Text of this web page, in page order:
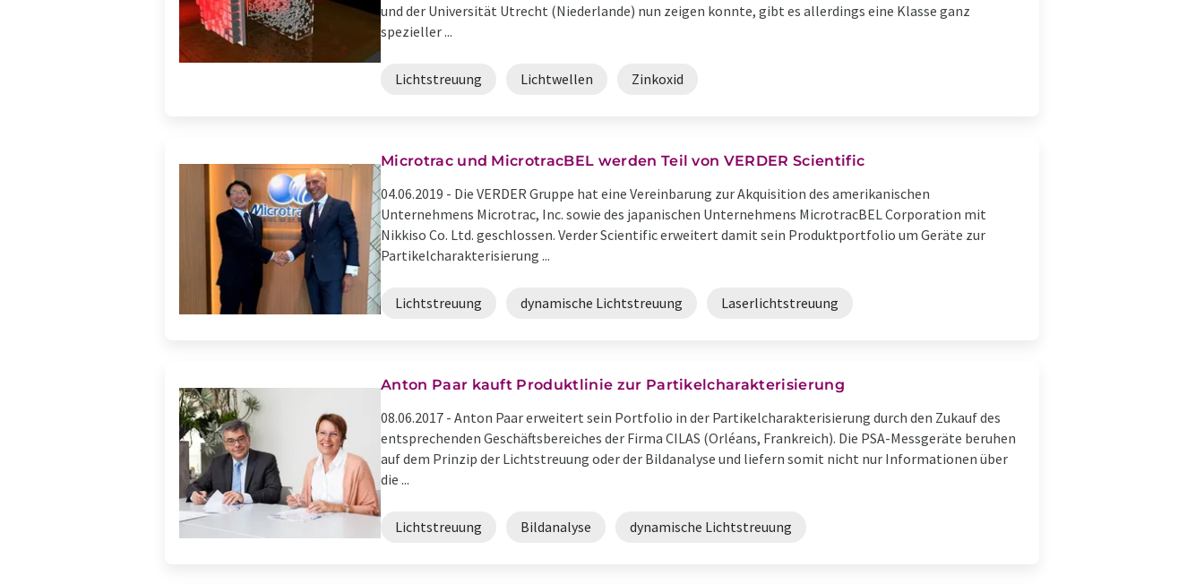
und der Universität Utrecht (Niederlande) nun zeigen konnte, gibt es allerdings eine Klasse ganz
spezieller ...
Lichtstreuung Lichtwellen Zinkoxid
Microtrac und MicrotracBEL werden Teil von VERDER Scientific
04.06.2019 - Die VERDER Gruppe hat eine Vereinbarung zur Akquisition des amerikanischen
Unternehmens Microtrac, Inc. sowie des japanischen Unternehmens MicrotracBEL Corporation mit
Nikkiso Co. Ltd. geschlossen. Verder Scientific erweitert damit sein Produktportfolio um Geräte zur
Partikelcharakterisierung ...
Lichtstreuung dynamische Lichtstreuung Laserlichtstreuung
Anton Paar kauft Produktlinie zur Partikelcharakterisierung
08.06.2017 - Anton Paar erweitert sein Portfolio in der Partikelcharakterisierung durch den Zukauf des
entsprechenden Geschäftsbereiches der Firma CILAS (Orléans, Frankreich). Die PSA-Messgeräte beruhen
auf dem Prinzip der Lichtstreuung oder der Bildanalyse und liefern somit nicht nur Informationen über
die ...
Lichtstreuung Bildanalyse dynamische Lichtstreuung